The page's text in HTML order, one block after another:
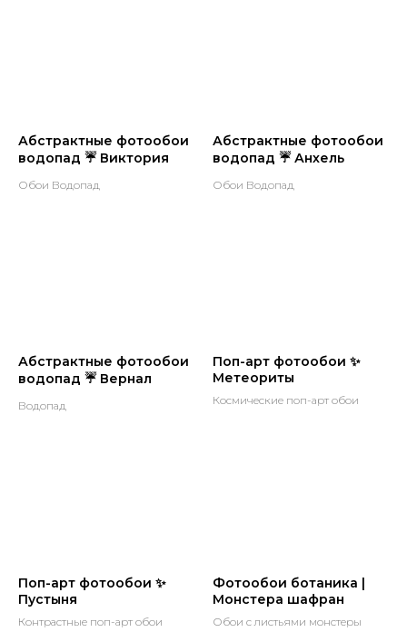
Абстрактные фотообои
водопад ☔ Виктория
Обои Водопад
Абстрактные фотообои
водопад ☔ Анхель
Обои Водопад
Абстрактные фотообои
водопад ☔ Вернал
Водопад
Поп-арт фотообои ✨
Метеориты
Космические поп-арт обои
Поп-арт фотообои ✨
Пустыня
Контрастные поп-арт обои
Фотообои ботаника |
Монстера шафран
Обои с листьями монстеры